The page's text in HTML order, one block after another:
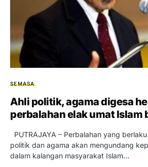
SEMASA
Ahli politik, agama digesa
perbalahan elak umat Islam
PUTRAJAYA – Perbalahan yang
politik dan agama akan mengundang
dalam kalangan masyarakat Islam…